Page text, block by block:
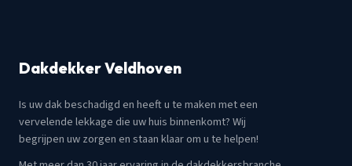
Dakdekker Veldhoven
Is uw dak beschadigd en heeft u te maken met een
vervelende lekkage die uw huis binnenkomt? Wij
begrijpen uw zorgen en staan klaar om u te helpen!